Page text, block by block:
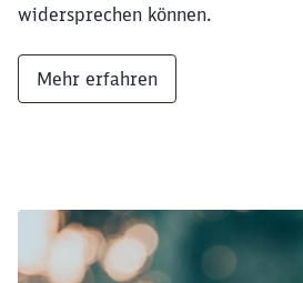
widersprechen können.
Mehr erfahren